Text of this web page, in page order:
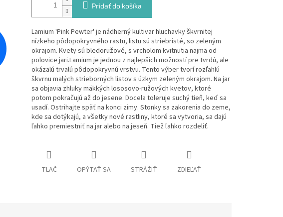
Pridať do košíka
Lamium 'Pink Pewter' je nádherný kultivar hluchavky škvrnitej
nízkeho pôdopokryvného rastu, listu sú striebristé, so zeleným
okrajom. Kvety sú bledoružové, s vrcholom kvitnutia najmä od
polovice jari.Lamium je jednou z najlepších možností pre tvrdú, ale
okázalú trvalú pôdopokryvnú vrstvu. Tento výber tvorí rozľahlú
škvrnu malých strieborných listov s úzkym zeleným okrajom. Na jar
sa objavia zhluky mäkkých lososovo-ružových kvetov, ktoré
potom pokračujú až do jesene. Docela toleruje suchý tieň, keď sa
usadí. Ostrihajte späť na konci zimy. Stonky sa zakorenia do zeme,
kde sa dotýkajú, a všetky nové rastliny, ktoré sa vytvoria, sa dajú
ľahko premiestniť na jar alebo na jeseň. Tiež ľahko rozdeliť.
TLAČ OPÝTAŤ SA STRÁŽIŤ ZDIEĽAŤ